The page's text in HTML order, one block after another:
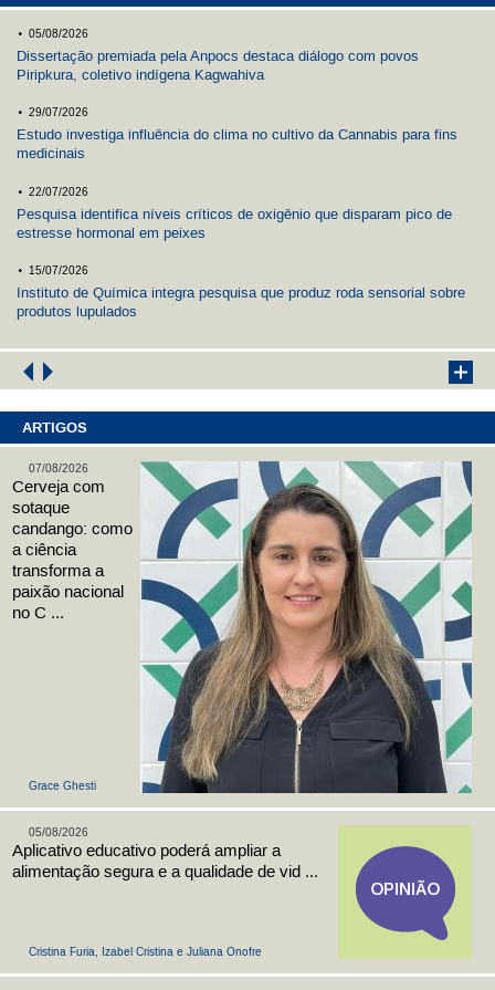
. 05/08/2026
Dissertação premiada pela Anpocs destaca diálogo com povos
Piripkura, coletivo indígena Kagwahiva
. 29/07/2026
Estudo investiga influência do clima no cultivo da Cannabis para fins
medicinais
. 22/07/2026
Pesquisa identifica níveis críticos de oxigênio que disparam pico de
estresse hormonal em peixes
. 15/07/2026
Instituto de Química integra pesquisa que produz roda sensorial sobre
produtos lupulados
ARTIGOS
Grace Ghesti
07/08/2026
Cerveja com
sotaque
candango: como
a ciência
transforma a
paixão nacional
no C ...
Cristina Furia, Izabel Cristina e Juliana Onofre
05/08/2026
Aplicativo educativo poderá ampliar a
alimentação segura e a qualidade de vid ...